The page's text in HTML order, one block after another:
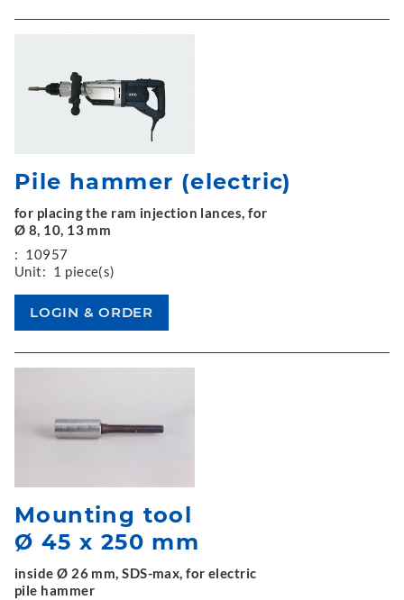
Pile hammer (electric)
for placing the ram injection lances, for
Ø 8, 10, 13 mm
: 10957
Unit: 1 piece(s)
Mounting tool
Ø 45 x 250 mm
inside Ø 26 mm, SDS-max, for electric
pile hammer